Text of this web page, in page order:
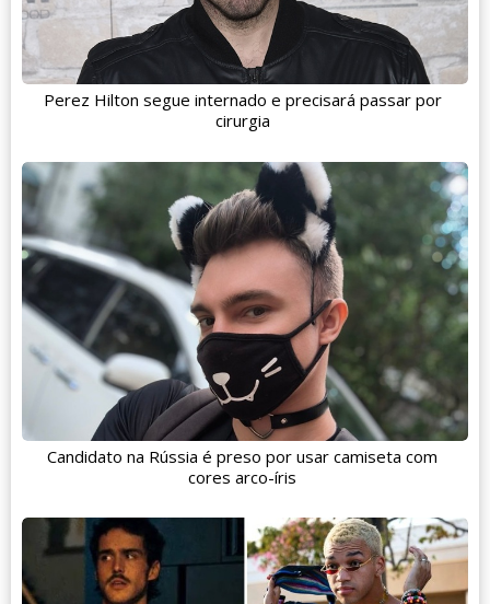
Perez Hilton segue internado e precisará passar por
cirurgia
Candidato na Rússia é preso por usar camiseta com
cores arco-íris